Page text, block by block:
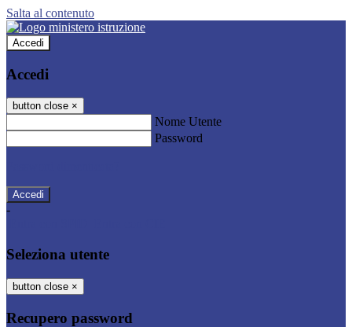
Salta al contenuto
Accedi
Accedi
button close ×
Nome Utente
Password
-
Seleziona utente
button close ×
Recupero password